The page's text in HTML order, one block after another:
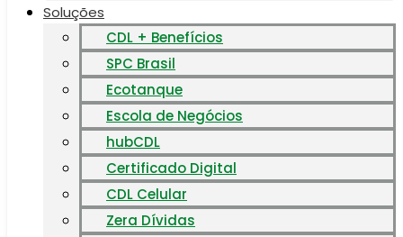
Soluções
CDL + Benefícios
SPC Brasil
Ecotanque
Escola de Negócios
hubCDL
Certificado Digital
CDL Celular
Zera Dívidas